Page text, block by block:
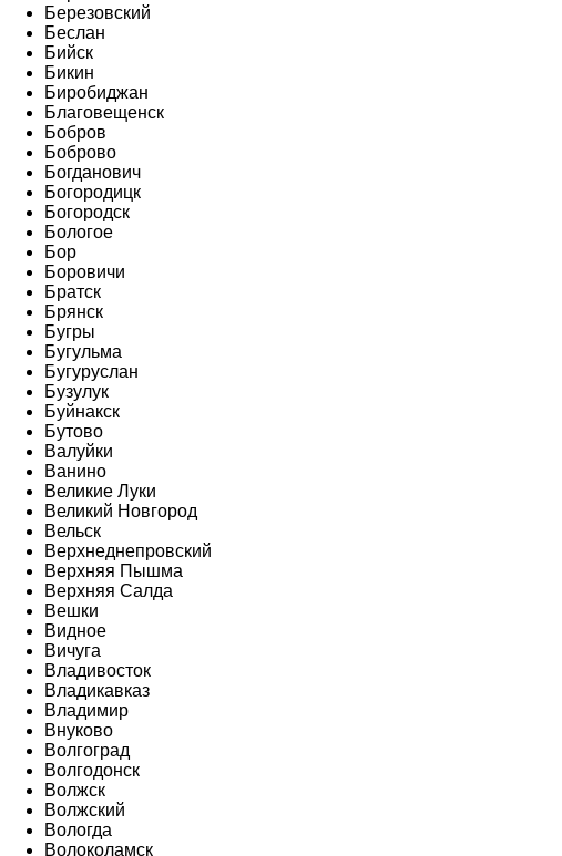
Березовский
Беслан
Бийск
Бикин
Биробиджан
Благовещенск
Бобров
Боброво
Богданович
Богородицк
Богородск
Бологое
Бор
Боровичи
Братск
Брянск
Бугры
Бугульма
Бугуруслан
Бузулук
Буйнакск
Бутово
Валуйки
Ванино
Великие Луки
Великий Новгород
Вельск
Верхнеднепровский
Верхняя Пышма
Верхняя Салда
Вешки
Видное
Вичуга
Владивосток
Владикавказ
Владимир
Внуково
Волгоград
Волгодонск
Волжск
Волжский
Вологда
Волоколамск